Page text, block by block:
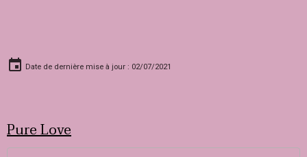
Date de dernière mise à jour : 02/07/2021
Pure Love